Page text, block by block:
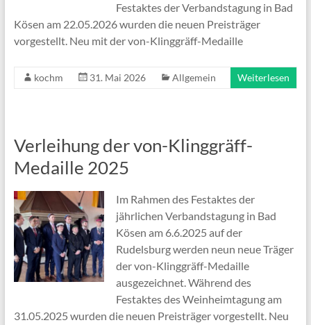
Festaktes der Verbandstagung in Bad
Kösen am 22.05.2026 wurden die neuen Preisträger
vorgestellt. Neu mit der von-Klinggräff-Medaille
kochm 31. Mai 2026 Allgemein Weiterlesen
Verleihung der von-Klinggräff-
Medaille 2025
Im Rahmen des Festaktes der
jährlichen Verbandstagung in Bad
Kösen am 6.6.2025 auf der
Rudelsburg werden neun neue Träger
der von-Klinggräff-Medaille
ausgezeichnet. Während des
Festaktes des Weinheimtagung am
31.05.2025 wurden die neuen Preisträger vorgestellt. Neu